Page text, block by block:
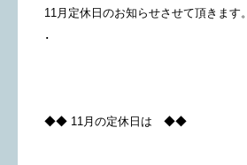
11月定休日のお知らせさせて頂きます。
･
◆◆ 11月の定休日は ◆◆